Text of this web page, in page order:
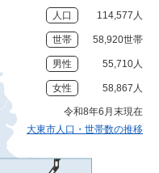
人口 114,577人
世帯 58,920世帯
男性 55,710人
女性 58,867人
令和8年6月末現在
大東市人口・世帯数の推移